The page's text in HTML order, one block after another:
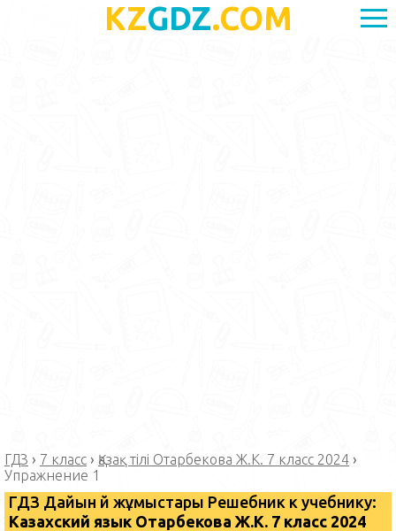
KZGDZ.COM
ГДЗ › 7 класс › Қазақ тілі Отарбекова Ж.К. 7 класс 2024 ›
Упражнение 1
ГДЗ Дайын үй жұмыстары Решебник к учебнику:
Казахский язык Отарбекова Ж.К. 7 класс 2024